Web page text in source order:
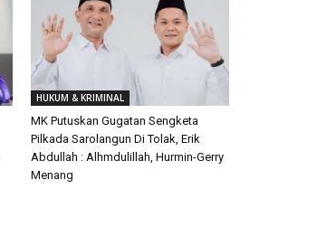
HUKUM & KRIMINAL
MK Putuskan Gugatan Sengketa
Pilkada Sarolangun Di Tolak, Erik
Abdullah : Alhmdulillah, Hurmin-Gerry
Menang